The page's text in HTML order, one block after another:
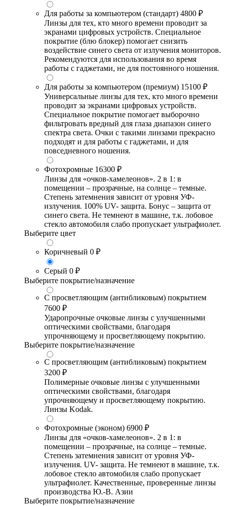
Для работы за компьютером (стандарт) 4800 ₽
Линзы для тех, кто много времени проводит за
экранами цифровых устройств. Специальное
покрытие (блю блокер) помогает снизить
воздействие синего света от излучения мониторов.
Рекомендуются для использования во время
работы с гаджетами, не для постоянного ношения.
Для работы за компьютером (премиум) 15100 ₽
Универсальные линзы для тех, кто много времени
проводит за экранами цифровых устройств.
Специальное покрытие помогает выборочно
фильтровать вредный для глаза диапазон синего
спектра света. Очки с такими линзами прекрасно
подходят и для работы с гаджетами, и для
повседневного ношения.
Фотохромные 16300 ₽
Линзы для «очков-хамелеонов». 2 в 1: в
помещении – прозрачные, на солнце – темные.
Степень затемнения зависит от уровня УФ-
излучения. 100% UV- защита. Бонус – защита от
синего света. Не темнеют в машине, т.к. лобовое
стекло автомобиля слабо пропускает ультрафиолет.
Выберите цвет
Коричневый 0 ₽
Серый 0 ₽
Выберите покрытие/назначение
С просветляющим (антибликовым) покрытием
7600 ₽
Ударопрочные очковые линзы с улучшенными
оптическими свойствами, благодаря
упрочняющему и просветляющему покрытию.
Выберите покрытие/назначение
С просветляющим (антибликовым) покрытием
3200 ₽
Полимерные очковые линзы с улучшенными
оптическими свойствами, благодаря
упрочняющему и просветляющему покрытию.
Линзы Kodak.
Фотохромные (эконом) 6900 ₽
Линзы для «очков-хамелеонов». 2 в 1: в
помещении – прозрачные, на солнце – темные.
Степень затемнения зависит от уровня УФ-
излучения. UV- защита. Не темнеют в машине, т.к.
лобовое стекло автомобиля слабо пропускает
ультрафиолет. Качественные, проверенные линзы
производства Ю.-В. Азии
Выберите покрытие/назначение